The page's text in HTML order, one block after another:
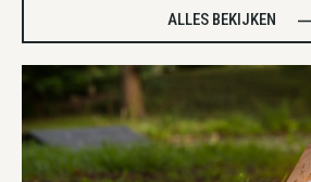
ALLES BEKIJKEN